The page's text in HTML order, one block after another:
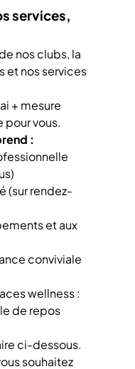
services,
nos clubs, la
et nos services
+ mesure
pour vous.
:
(sur rendez-
et aux
conviviale
wellness :
de repos
ci-dessous.
souhaitez